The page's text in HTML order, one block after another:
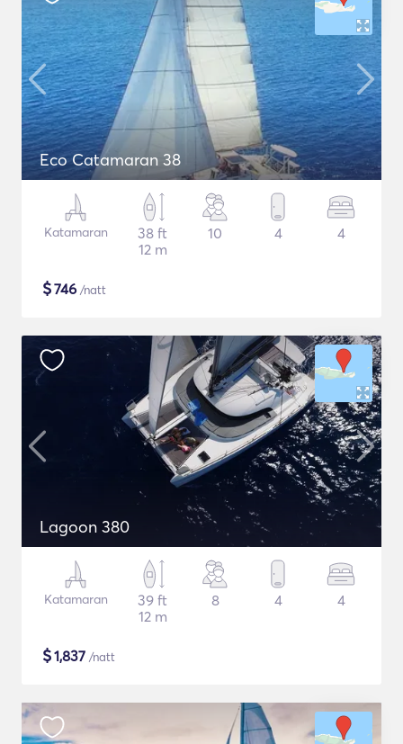
Eco Catamaran 38
Katamaran
38 ft
12 m
10 4 4
$746 /natt
Lagoon 380
Katamaran
39 ft
12 m
8 4 4
$1,837 /natt